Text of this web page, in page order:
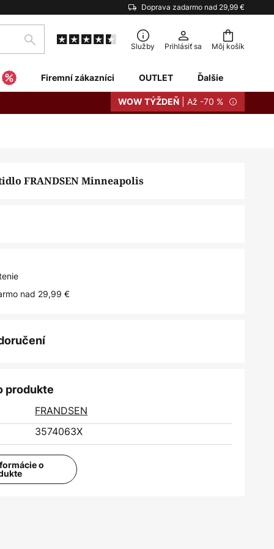
Doprava zadarmo nad 29,99 €
Môj košík
Hľadať Služby Prihlásiť sa
Firemní zákazníci OUTLET Ďalšie
WOW TÝŽDEŇ | Až -70 %
FRANDSEN Minneapolis
nad 29,99 €
produkte
FRANDSEN
3574063X
o